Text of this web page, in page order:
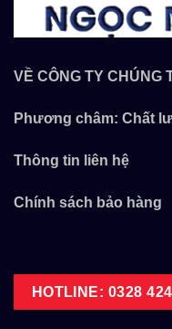
VỀ CÔNG TY CHÚNG
Phương châm: Chất
Thông tin liên hệ
Chính sách bảo hàng
HOTLINE: 0328